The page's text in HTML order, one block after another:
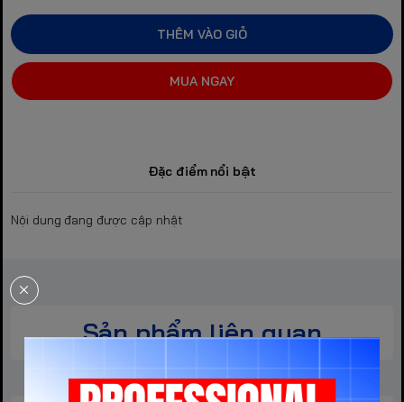
THÊM VÀO GIỎ
MUA NGAY
Đặc điểm nổi bật
Nội dung đang được cập nhật
Sản phẩm liên quan